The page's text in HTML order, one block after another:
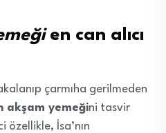
en can alıcı
çarmıha gerilmeden
akşam yemeğini tasvir
İsa’nın